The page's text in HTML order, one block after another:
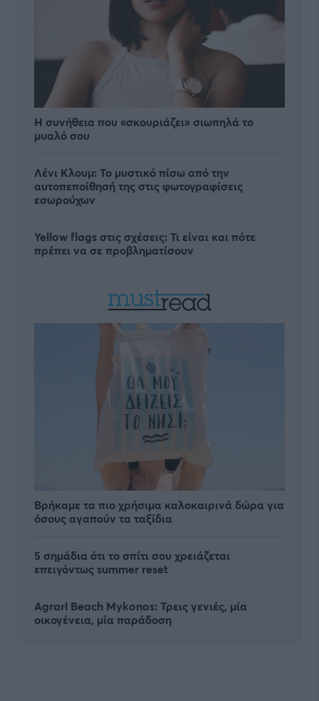
Η συνήθεια που «σκουριάζει» σιωπηλά το
μυαλό σου
Λένι Κλουμ: Το μυστικό πίσω από την
αυτοπεποίθησή της στις φωτογραφίσεις
εσωρούχων
Yellow flags στις σχέσεις: Τι είναι και πότε
πρέπει να σε προβληματίσουν
Βρήκαμε τα πιο χρήσιμα καλοκαιρινά δώρα για
όσους αγαπούν τα ταξίδια
5 σημάδια ότι το σπίτι σου χρειάζεται
επειγόντως summer reset
Agrari Beach Mykonos: Τρεις γενιές, μία
οικογένεια, μία παράδοση